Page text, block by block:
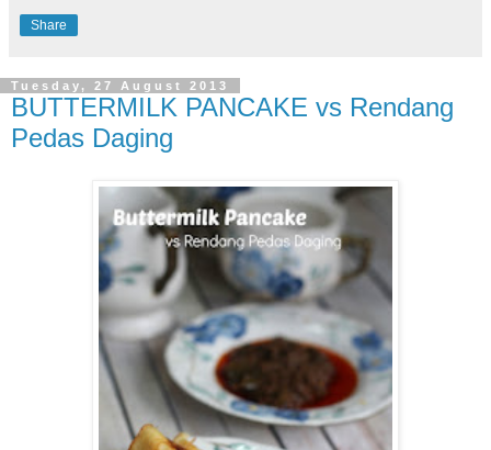
Share
Tuesday, 27 August 2013
BUTTERMILK PANCAKE vs Rendang
Pedas Daging